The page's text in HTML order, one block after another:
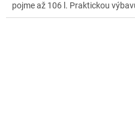
pojme až 106 l. Praktickou